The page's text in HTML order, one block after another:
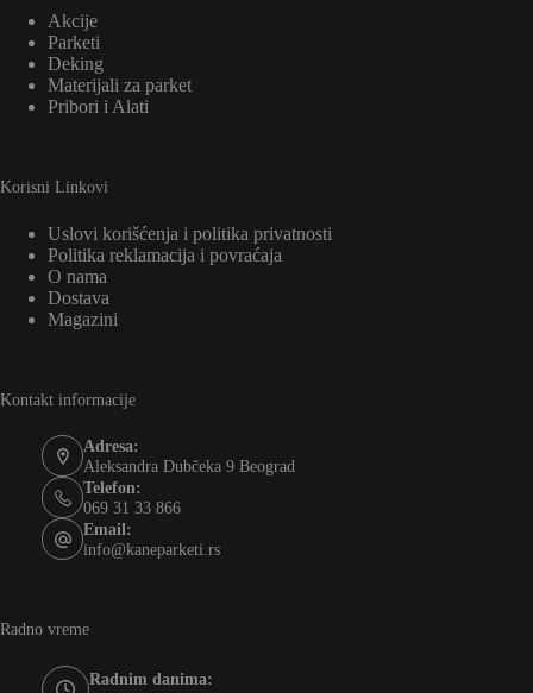
Akcije
Parketi
Deking
Materijali za parket
Pribori i Alati
Korisni Linkovi
Uslovi korišćenja i politika privatnosti
Politika reklamacija i povraćaja
O nama
Dostava
Magazini
Kontakt informacije
Adresa:
Aleksandra Dubčeka 9 Beograd
Telefon:
069 31 33 866
Email:
info@kaneparketi.rs
Radno vreme
Radnim danima: